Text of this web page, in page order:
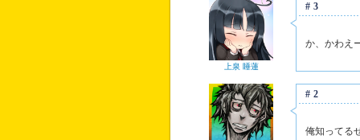
上泉 睡蓮
#3
か、かわえ
#2
俺知ってる